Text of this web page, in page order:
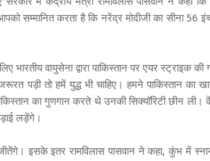
सम्मानित करता है कि नरेंद्र मोदीजी का सीना 56
वायुसेना द्वारा पाकिस्तान पर एयर स्ट्राइक
पड़ी तो हमें युद्ध भी चाहिए। हमने पाकिस्तान का
का गुणगान करते थे उनकी सिक्यॉरिटी छीन ली।
लड़ेंगे।
इसके इतर रामविलास पासवान ने कहा, कुंभ में